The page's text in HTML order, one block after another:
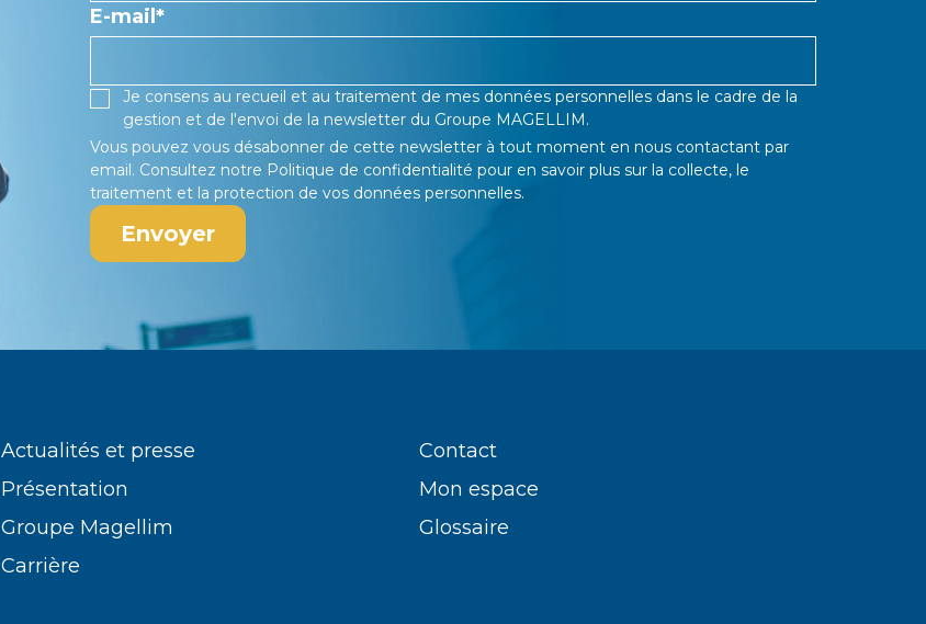
E-mail*
Je consens au recueil et au traitement de mes données personnelles dans le cadre de la
gestion et de l'envoi de la newsletter du Groupe MAGELLIM.
Vous pouvez vous désabonner de cette newsletter à tout moment en nous contactant par
email. Consultez notre Politique de confidentialité pour en savoir plus sur la collecte, le
traitement et la protection de vos données personnelles.
Actualités et presse
Présentation
Groupe Magellim
Carrière
Contact
Mon espace
Glossaire